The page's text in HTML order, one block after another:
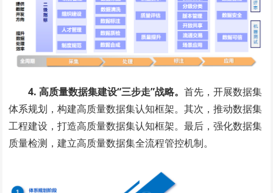
4. 高质量数据集建设“三步走”战略。首先，开展数据集
体系规划，构建高质量数据集认知框架。其次，推动数据集
工程建设，打造高质量数据集认知框架。最后，强化数据集
质量检测，建立高质量数据集全流程管控机制。